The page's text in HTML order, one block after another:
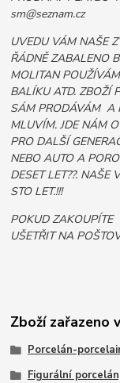
sm@seznam.cz
UVEDU VÁM NAŠE
ŘÁDNĚ ZABALENO
MOLITAN
BALÍKU ATD. ZBOŽÍ
SÁM PRODÁVÁM A
MLUVÍM. JDE NÁM
PRO DALŠÍ
NEBO AUTO A
DESET LET??. NAŠE
STO LET.!!!
POKUD ZAKOUPÍTE
UŠETŘIT NA
Zboží zařazeno
Porcelán-
Figurální